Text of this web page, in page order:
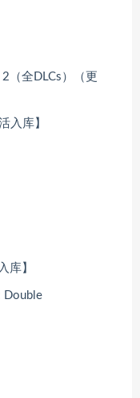
（全DLCs）（更
库】